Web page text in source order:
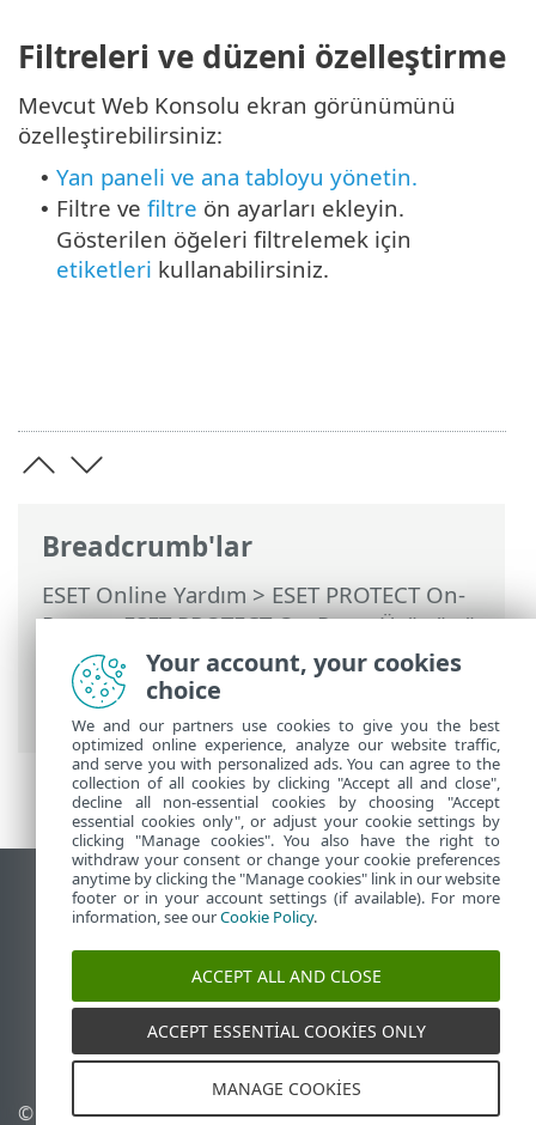
Breadcrumb'lar
ESET Online Yardım>ESET PROTECT On-
Prem>ESET PROTECT On-Prem Ürününü
Kullanma
>ESET PROTECT On-Prem Ana
Menü> Daha Fazla > Bilgisayar
Kullanıcıları
Filtreleri ve düzeni özelleştirme
Mevcut Web Konsolu ekran görünümünü
özelleştirebilirsiniz:
• Yan paneli ve ana tabloyu yönetin.
• Filtre ve filtre ön ayarları ekleyin.
Gösterilen öğeleri filtrelemek için
etiketleri kullanabilirsiniz.
Masaüstü sitesini görüntüle
End of Life
ESET Bilgi Bankası
ESET Status Portal
Bölgesel destek
© 1992 - 2026 ESET, spol. s Çerezleri yönet
Your account, your cookies
choice
We and our partners use cookies to give you the best
optimized online experience, analyze our website traffic,
and serve you with personalized ads. You can agree to the
collection of all cookies by clicking "Accept all and close",
decline all non-essential cookies by choosing "Accept
essential cookies only", or adjust your cookie settings by
clicking "Manage cookies". You also have the right to
withdraw your consent or change your cookie preferences
anytime by clicking the "Manage cookies" link in our website
footer or in your account settings (if available). For more
information, see ourCookie Policy.
ACCEPT ALL AND CLOSE
ACCEPT ESSENTIAL COOKIES ONLY
MANAGE COOKIES